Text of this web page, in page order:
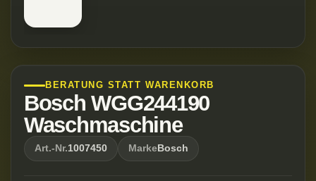
BERATUNG STATT WARENKORB
Bosch WGG244190
Waschmaschine
Art.-Nr.1007450 Marke Bosch